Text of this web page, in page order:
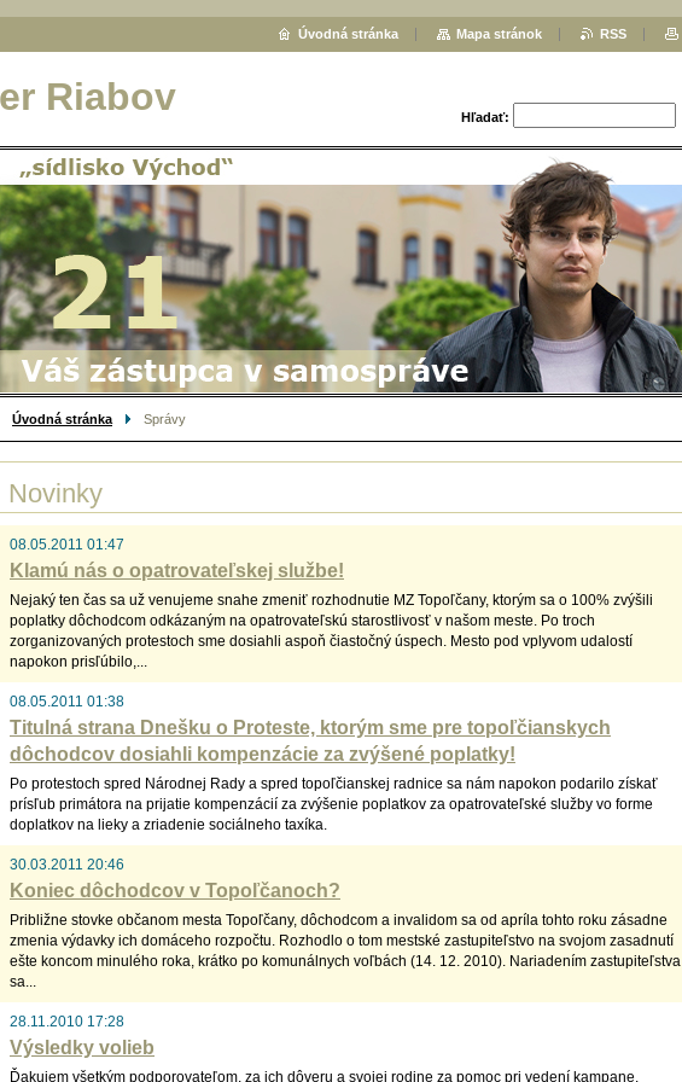
Riabov Hľadať:
Úvodná stránka Správy
Novinky
08.05.2011 01:47
Klamú nás o opatrovateľskej službe!
Nejaký ten čas sa už venujeme snahe zmeniť rozhodnutie MZ Topoľčany, ktorým sa o 100% zvýšili
poplatky dôchodcom odkázaným na opatrovateľskú starostlivosť v našom meste. Po troch
zorganizovaných protestoch sme dosiahli aspoň čiastočný úspech. Mesto pod vplyvom udalostí
napokon prisľúbilo,...
08.05.2011 01:38
Titulná strana Dnešku o Proteste, ktorým sme pre topoľčianskych
dôchodcov dosiahli kompenzácie za zvýšené poplatky!
Po protestoch spred Národnej Rady a spred topoľčianskej radnice sa nám napokon podarilo získať
prísľub primátora na prijatie kompenzácií za zvýšenie poplatkov za opatrovateľské služby vo forme
doplatkov na lieky a zriadenie sociálneho taxíka.
30.03.2011 20:46
Koniec dôchodcov v Topoľčanoch?
Približne stovke občanom mesta Topoľčany, dôchodcom a invalidom sa od apríla tohto roku zásadne
zmenia výdavky ich domáceho rozpočtu. Rozhodlo o tom mestské zastupiteľstvo na svojom zasadnutí
ešte koncom minulého roka, krátko po komunálnych voľbách (14. 12. 2010). Nariadením zastupiteľstva
sa...
28.11.2010 17:28
Výsledky volieb
Ďakujem všetkým podporovateľom, za ich dôveru a svojej rodine za pomoc pri vedení kampane.
Úvodná stránka Mapa stránok RSS